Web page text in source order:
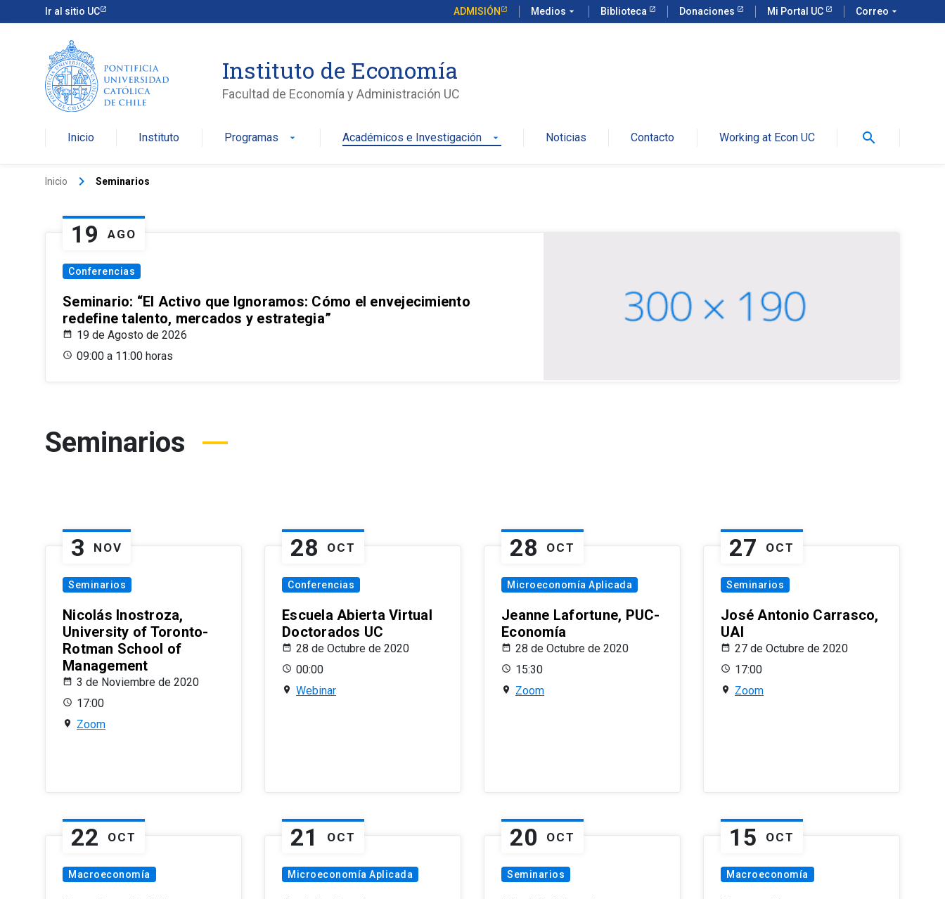
Ir al sitio UC ADMISIÓN Medios arrow_drop_down Biblioteca Donaciones Mi Portal UC Correo arrow_drop_down
Instituto de Economía
Facultad de Economía y Administración UC
Inicio Instituto Programas arrow_drop_down Académicos e Investigación arrow_drop_down Noticias Contacto Working at Econ UC search
Inicio keyboard_arrow_right Seminarios
19 AGO
Conferencias
Seminario: “El Activo que Ignoramos: Cómo el envejecimiento
redefine talento, mercados y estrategia”
19 de Agosto de 2026
09:00 a 11:00 horas
Seminarios
3 NOV
Seminarios
Nicolás Inostroza,
University of Toronto-
Rotman School of
Management
3 de Noviembre de 2020
17:00
Zoom
28 OCT
Conferencias
Escuela Abierta Virtual
Doctorados UC
28 de Octubre de 2020
00:00
Webinar
28 OCT
Microeconomía Aplicada
Jeanne Lafortune, PUC-
Economía
28 de Octubre de 2020
15:30
Zoom
27 OCT
Seminarios
José Antonio Carrasco,
UAI
27 de Octubre de 2020
17:00
Zoom
22 OCT
Macroeconomía
21 OCT
Microeconomía Aplicada
20 OCT
Seminarios
15 OCT
Macroeconomía